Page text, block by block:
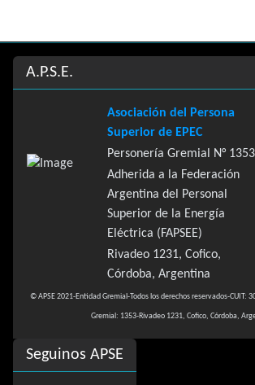
Site information, links, etc.
A.P.S.E.
Asociación del Persona
Superior de EPEC
Personería Gremial N° 1353
Adherida a la Federación
Argentina del Personal
Superior de la Energía
Eléctrica (FAPSEE)
Rivadeo 1231, Cofico,
Córdoba, Argentina
© APSE 2021-Entidad Gremial-Todos los derechos reservados-CUIT:
Gremial: 1353-Rivadeo 1231, Cofico, Córdoba,
Seguinos APSE